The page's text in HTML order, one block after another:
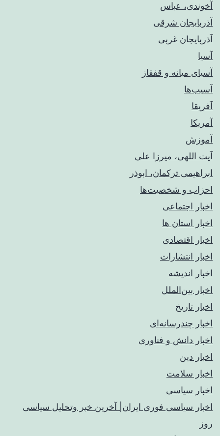
آخوندی، عباس
آذربایجان شرقی
آذربایجان غربی
آسیا
آسیای میانه و قفقاز
آسیب‌ها
آفریقا
آمریکا
آموزش
آیت اللهی، میرزا علی
ابراهیمی ترکمان، ابوذر
احزاب و شخصیت‌ها
اخبار اجتماعی
اخبار استان ها
اخبار اقتصادی
اخبار انتشارات
اخبار اندیشه
اخبار بین‌الملل
اخبار تاریخ
اخبار چندرسانه‌ای
اخبار دانش و فناوری
اخبار دین
اخبار سلامت
اخبار سیاسی
اخبار سیاسی فوری ایران| آخرین خبر وتحلیل سیاسی
روز